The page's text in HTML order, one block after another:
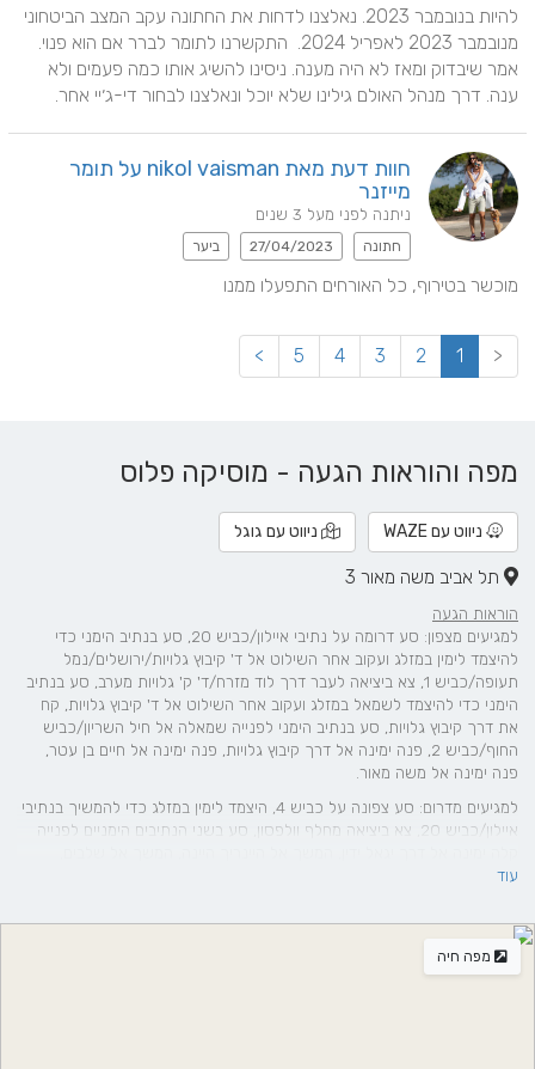
ענה. דרך מנהל האולם גילינו שלא יוכל ונאלצנו לבחור די-ג׳יי אחר.
חוות דעת מאת nikol vaisman על תומר
מייזנר
ניתנה לפני מעל 3 שנים
חתונה 27/04/2023 ביער
מוכשר בטירוף, כל האורחים התפעלו ממנו
<
1
2
3
4
5
>
מפה והוראות הגעה - מוסיקה פלוס
ניווט עם WAZE ניווט עם גוגל
תל אביב משה מאור 3
הוראות הגעה
למגיעים מצפון: סע דרומה על נתיבי איילון/כביש 20, סע בנתיב הימני כדי
להיצמד לימין במזלג ועקוב אחר השילוט אל ד' קיבוץ גלויות/ירושלים/נמל
תעופה/כביש 1, צא ביציאה לעבר דרך לוד מזרח/ד' ק' גלויות מערב, סע בנתיב
הימני כדי להיצמד לשמאל במזלג ועקוב אחר השילוט אל ד' קיבוץ גלויות, קח
את דרך קיבוץ גלויות, סע בנתיב הימני לפנייה שמאלה אל חיל השריון/כביש
החוף/כביש 2, פנה ימינה אל דרך קיבוץ גלויות, פנה ימינה אל חיים בן עטר,
פנה ימינה אל משה מאור.
למגיעים מדרום: סע צפונה על כביש 4, היצמד לימין במזלג כדי להמשיך בנתיבי
איילון/כביש 20, צא ביציאה מחלף וולפסון, סע בשני הנתיבים הימניים לפנייה
המשך אל אליפלט, פנה ימינה אל דרך שלמה, פנה ימינה אל חיים בן עטר, פנה
עוד
מפה חיה